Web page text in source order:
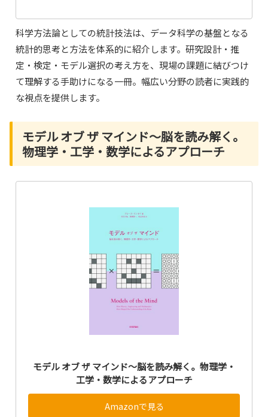
科学方法論としての統計技法は、データ科学の基盤となる
統計的思考と方法を体系的に紹介します。研究設計・推
定・検定・モデル選択の考え方を、現場の課題に結びつけ
て理解する手助けになる一冊。幅広い分野の読者に実践的
な視点を提供します。
モデル オブ ザ マインド〜脳を読み解く。
物理学・工学・数学によるアプローチ
モデル オブ ザ マインド〜脳を読み解く。物理学・
工学・数学によるアプローチ
Amazonで見る